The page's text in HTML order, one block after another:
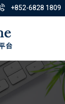
+852-6828 1809